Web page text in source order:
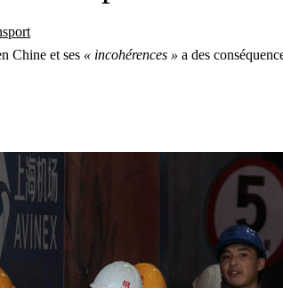
Chine et ses « incohérences » a des